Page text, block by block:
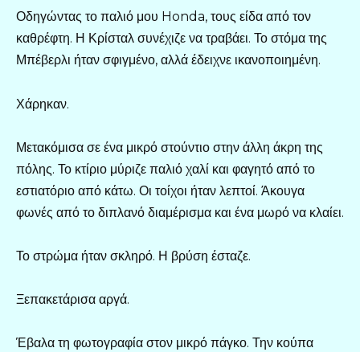
Οδηγώντας το παλιό μου Honda, τους είδα από τον
καθρέφτη. Η Κρίσταλ συνέχιζε να τραβάει. Το στόμα της
Μπέβερλι ήταν σφιγμένο, αλλά έδειχνε ικανοποιημένη.
Χάρηκαν.
Μετακόμισα σε ένα μικρό στούντιο στην άλλη άκρη της
πόλης. Το κτίριο μύριζε παλιό χαλί και φαγητό από το
εστιατόριο από κάτω. Οι τοίχοι ήταν λεπτοί. Άκουγα
φωνές από το διπλανό διαμέρισμα και ένα μωρό να κλαίει.
Το στρώμα ήταν σκληρό. Η βρύση έσταζε.
Ξεπακετάρισα αργά.
Έβαλα τη φωτογραφία στον μικρό πάγκο. Την κούπα